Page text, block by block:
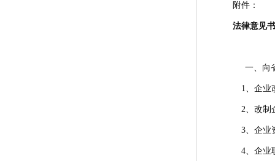
附件：
法律意见
一、向省
1、企业
2、改制
3、企业
4、企业